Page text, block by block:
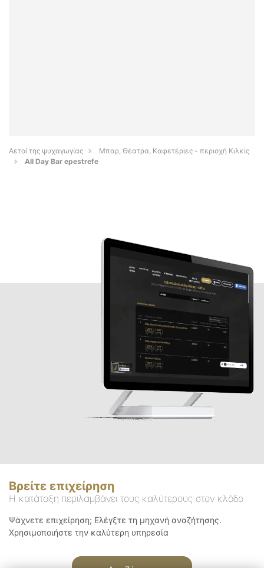
Αετοί της ψυχαγωγίας
Μπαρ, Θέατρα, Καφετέριες - περιοχή Κιλκίς
All Day Bar epestrefe
Βρείτε επιχείρηση
Η κατάταξη περιλαμβάνει τους καλύτερους στον κλάδο
Ψάχνετε επιχείρηση; Ελέγξτε τη μηχανή αναζήτησης.
Χρησιμοποιήστε την καλύτερη υπηρεσία